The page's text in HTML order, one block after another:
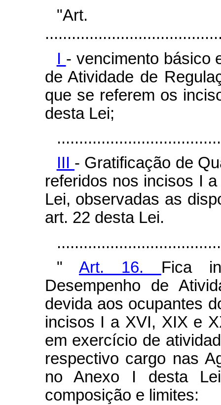
I - vencimento básico
de Atividade de
que se referem os
desta Lei;
III - Gratificação de
referidos nos incisos I
Lei, observadas as
art. 22 desta Lei.
"Art. 16. Fica
Desempenho de
devida aos ocupantes
incisos I a XVI, XIX e
em exercício de
respectivo cargo nas
no Anexo I desta
composição e limites: